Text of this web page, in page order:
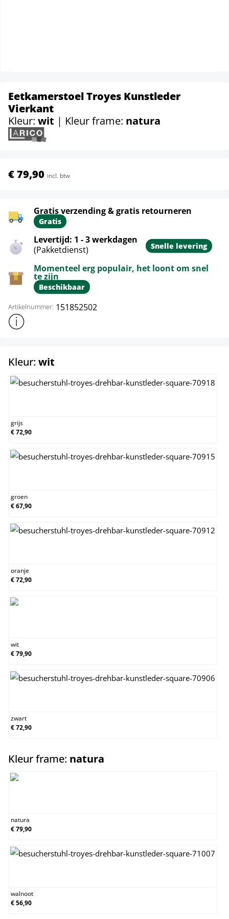
Eetkamerstoel Troyes Kunstleder
Vierkant
Kleur: wit | Kleur frame: natura
€ 79,90 incl. btw
Gratis verzending & gratis retourneren
Gratis
Levertijd: 1 - 3 werkdagen
(Pakketdienst)
Snelle levering
Momenteel erg populair, het loont om snel
te zijn
Beschikbaar
Artikelnummer: 151852502
Toon meer productinformatie
Kleur: wit
grijs
€ 72,90
groen
€ 67,90
oranje
€ 72,90
wit
€ 79,90
zwart
€ 72,90
Kleur frame: natura
natura
€ 79,90
walnoot
€ 56,90